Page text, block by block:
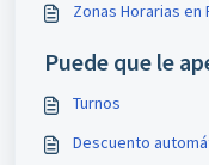
Zonas Horarias en
Puede que le
Turnos
Descuento